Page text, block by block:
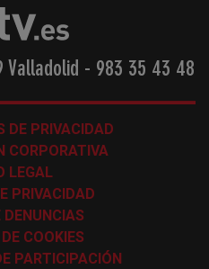
Valladolid - 983 35 43 48
DE PRIVACIDAD
CORPORATIVA
LEGAL
PRIVACIDAD
COOKIES
PARTICIPACIÓN